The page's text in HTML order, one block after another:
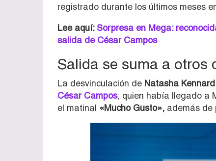
registrado durante los últimos meses
Lee aquí:Sorpresa en Mega:
salida de César Campos
Salida se suma a otros
La desvinculación de Natasha Kennard
César Campos, quien había llegado a
el matinal «Mucho Gusto», además de